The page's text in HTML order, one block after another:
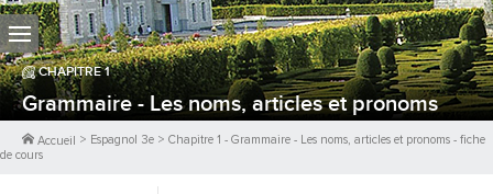
CHAPITRE1
Grammaire - Les noms, articles et pronoms
Accueil > Espagnol 3e > Chapitre 1 - Grammaire - Les noms, articles et pronoms - fiche
de cours